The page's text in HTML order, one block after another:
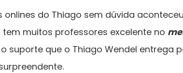
onlines do Thiago sem dúvida
tem muitos professores excelente no
suporte que o Thiago Wendel entrega